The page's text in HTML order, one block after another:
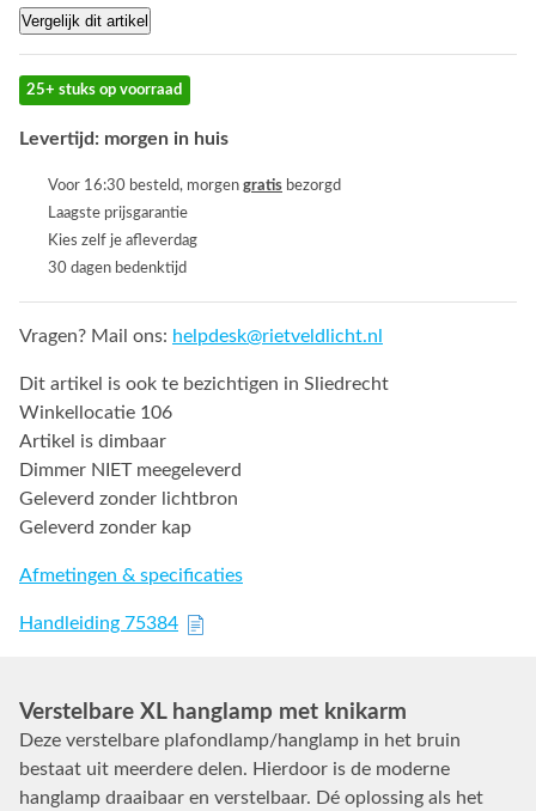
Vergelijk dit artikel
25+ stuks op voorraad
Levertijd: morgen in huis
Voor 16:30 besteld, morgen gratis bezorgd
Laagste prijsgarantie
Kies zelf je afleverdag
30 dagen bedenktijd
Vragen? Mail ons: helpdesk@rietveldlicht.nl
Dit artikel is ook te bezichtigen in Sliedrecht
Winkellocatie 106
Artikel is dimbaar
Dimmer NIET meegeleverd
Geleverd zonder lichtbron
Geleverd zonder kap
Afmetingen & specificaties
Handleiding 75384
Verstelbare XL hanglamp met knikarm
Deze verstelbare plafondlamp/hanglamp in het bruin
bestaat uit meerdere delen. Hierdoor is de moderne
hanglamp draaibaar en verstelbaar. Dé oplossing als het